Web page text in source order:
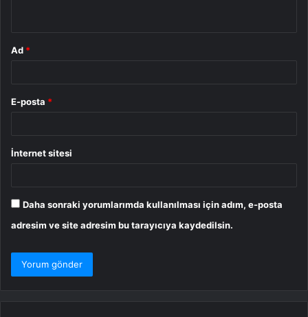
Ad *
E-posta *
İnternet sitesi
Daha sonraki yorumlarımda kullanılması için adım, e-posta
adresim ve site adresim bu tarayıcıya kaydedilsin.